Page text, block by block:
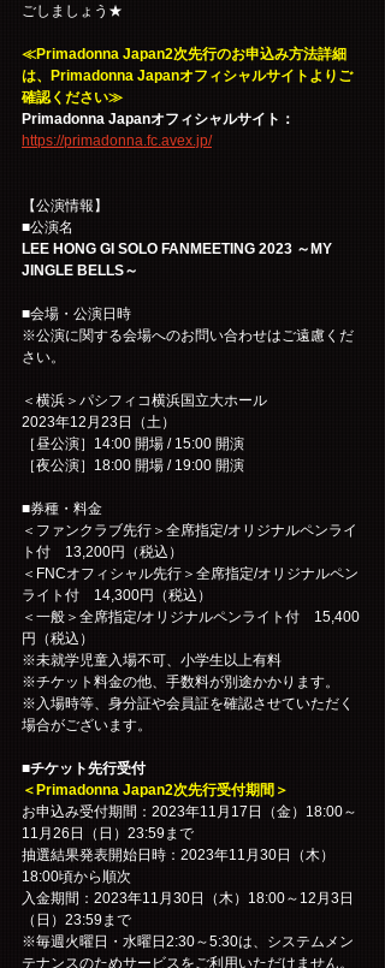
ごしましょう★
≪Primadonna Japan2次先行のお申込み方法詳細
は、Primadonna Japanオフィシャルサイトよりご
確認ください≫
Primadonna Japanオフィシャルサイト：
https://primadonna.fc.avex.jp/
【公演情報】
■公演名
LEE HONG GI SOLO FANMEETING 2023 ～MY
JINGLE BELLS～
■会場・公演日時
※公演に関する会場へのお問い合わせはご遠慮くだ
さい。
＜横浜＞パシフィコ横浜国立大ホール
2023年12月23日（土）
［昼公演］14:00 開場 / 15:00 開演
［夜公演］18:00 開場 / 19:00 開演
■券種・料金
＜ファンクラブ先行＞全席指定/オリジナルペンライ
ト付　13,200円（税込）
＜FNCオフィシャル先行＞全席指定/オリジナルペン
ライト付　14,300円（税込）
＜一般＞全席指定/オリジナルペンライト付　15,400
円（税込）
※未就学児童入場不可、小学生以上有料
※チケット料金の他、手数料が別途かかります。
※入場時等、身分証や会員証を確認させていただく
場合がございます。
■チケット先行受付
＜Primadonna Japan2次先行受付期間＞
お申込み受付期間：2023年11月17日（金）18:00～
11月26日（日）23:59まで
抽選結果発表開始日時：2023年11月30日（木）
18:00頃から順次
入金期間：2023年11月30日（木）18:00～12月3日
（日）23:59まで
※毎週火曜日・水曜日2:30～5:30は、システムメン
テナンスのためサービスをご利用いただけません。